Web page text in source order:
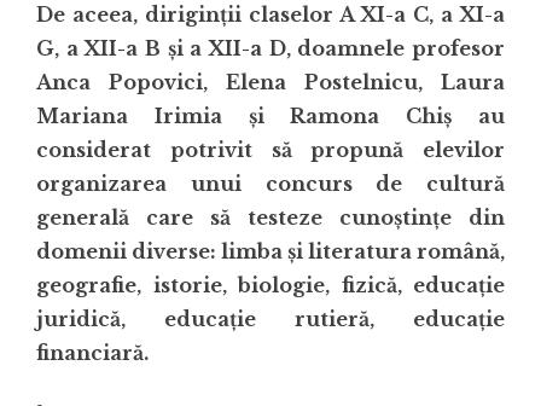
De aceea, diriginţii claselor A XI-a C, a XI-a
G, a XII-a B şi a XII-a D, doamnele profesor
Anca Popovici, Elena Postelnicu, Laura
Mariana Irimia şi Ramona Chiş au
considerat potrivit să propună elevilor
organizarea unui concurs de cultură
generală care să testeze cunoştinţe din
domenii diverse: limba şi literatura română,
geografie, istorie, biologie, fizică, educaţie
juridică, educaţie rutieră, educaţie
financiară.